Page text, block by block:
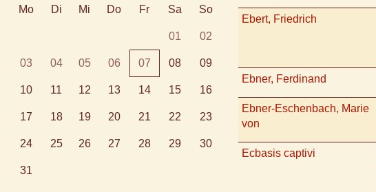
Ebert, Friedrich
Ebner, Ferdinand
Ebner-Eschenbach, Marie
von
Ecbasis captivi
Mo Di Mi Do Fr Sa So
01 02
03 04 05 06 07 08 09
10 11 12 13 14 15 16
17 18 19 20 21 22 23
24 25 26 27 28 29 30
31